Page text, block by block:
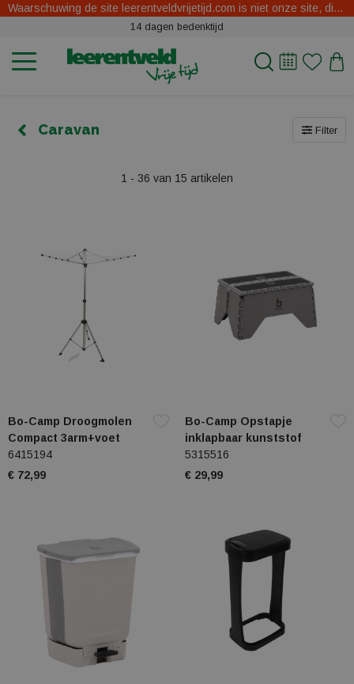
Waarschuwing de site leerentveldvrijetijd.com is niet onze site, dit zijn oplichters.
14 dagen bedenktijd
Caravan Filter
1 - 36 van 15 artikelen
Bo-Camp Droogmolen
Compact 3arm+voet
6415194
€ 72,99
Bo-Camp Opstapje
inklapbaar kunststof
5315516
€ 29,99